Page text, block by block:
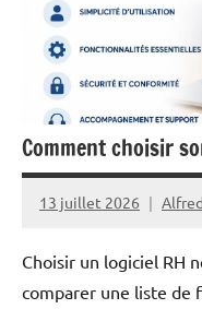
Comment choisir
13 juillet 2026
Choisir un logiciel RH
comparer une liste de